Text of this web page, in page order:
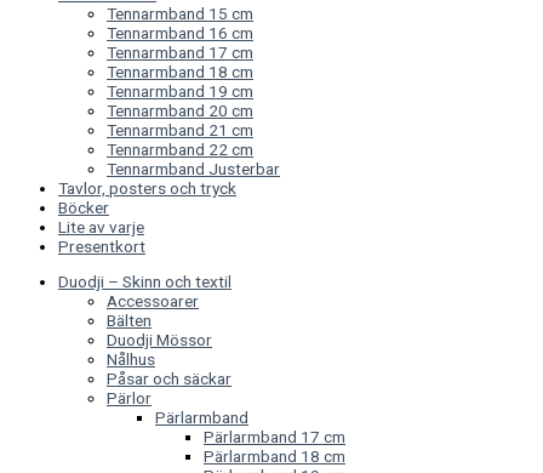
Tennarmband 15 cm
Tennarmband 16 cm
Tennarmband 17 cm
Tennarmband 18 cm
Tennarmband 19 cm
Tennarmband 20 cm
Tennarmband 21 cm
Tennarmband 22 cm
Tennarmband Justerbar
Tavlor, posters och tryck
Böcker
Lite av varje
Presentkort
Duodji – Skinn och textil
Accessoarer
Bälten
Duodji Mössor
Nålhus
Påsar och säckar
Pärlor
Pärlarmband
Pärlarmband 17 cm
Pärlarmband 18 cm